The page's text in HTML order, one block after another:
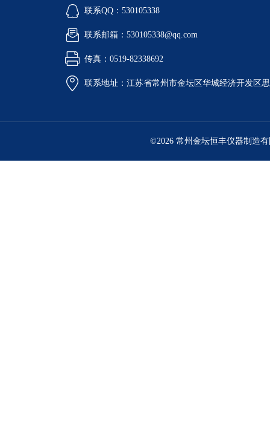
联系QQ：530105338
联系邮箱：530105338@qq.com
传真：0519-82338692
联系地址：江苏省常州市金坛区华城经济开发区
©2026 常州金坛恒丰仪器制造